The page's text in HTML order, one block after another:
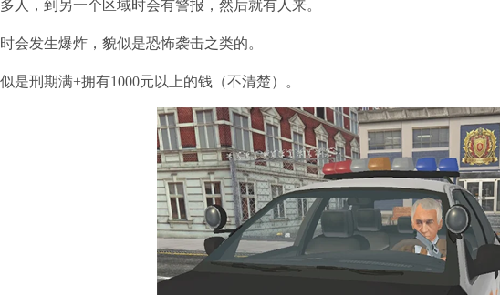
人，到另一个区域时会有警报，然后就有人来。
会发生爆炸，貌似是恐怖袭击之类的。
是刑期满+拥有1000元以上的钱（不清楚）。